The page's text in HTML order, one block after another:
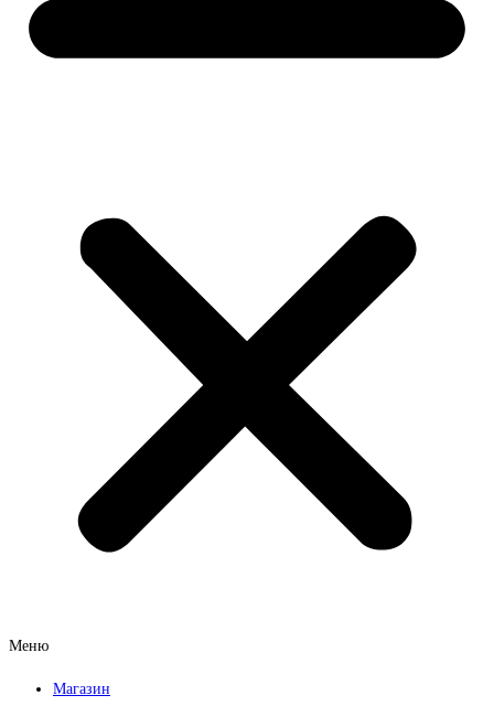
Меню
Магазин